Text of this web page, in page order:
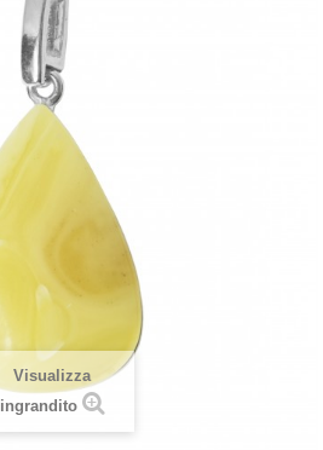
Visualizza
ingrandito